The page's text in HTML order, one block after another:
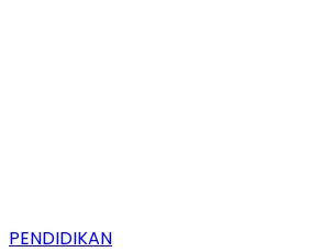
PENDIDIKAN